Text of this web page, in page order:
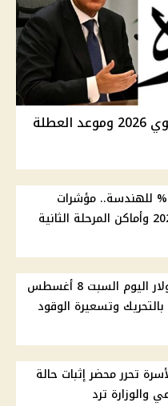
موقف ترحيل إجازة المولد النبوي 2026 وموعد العطلة
92.8% للطب و87.9% للهندسة.. مؤشرات
أسعار البنزين والسولار اليوم السبت 8 أغسطس
بالتحريك وتسعيرة الوقود
الأسرة تحرر محضر إثبات حالة
ترد